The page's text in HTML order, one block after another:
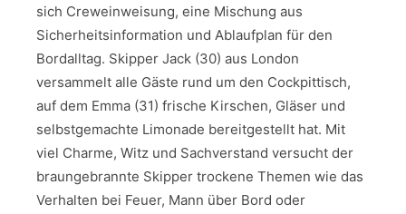
sich Creweinweisung, eine Mischung aus
Sicherheitsinformation und Ablaufplan für den
Bordalltag. Skipper Jack (30) aus London
versammelt alle Gäste rund um den Cockpittisch,
auf dem Emma (31) frische Kirschen, Gläser und
selbstgemachte Limonade bereitgestellt hat. Mit
viel Charme, Witz und Sachverstand versucht der
braungebrannte Skipper trockene Themen wie das
Verhalten bei Feuer, Mann über Bord oder